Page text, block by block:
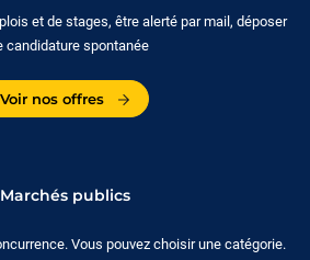
et de stages, être alerté par mail, déposer
candidature spontanée
Voir nos offres
Marchés publics
Vous pouvez choisir une catégorie.